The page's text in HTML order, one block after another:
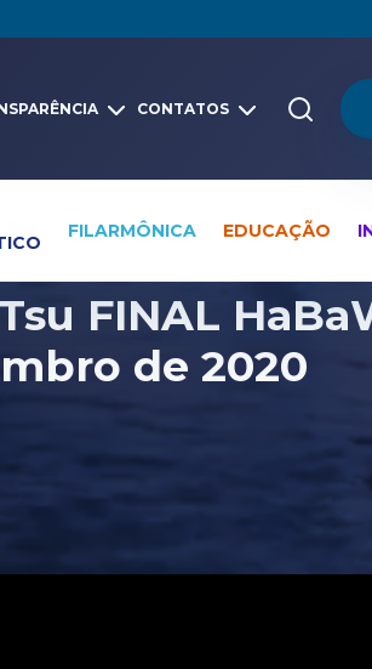
CONTATOS
FILARMÔNICA EDUCAÇÃO
global Vídeos Polo Aquático
FINAL
de 2020